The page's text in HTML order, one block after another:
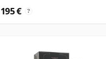
195 € ?